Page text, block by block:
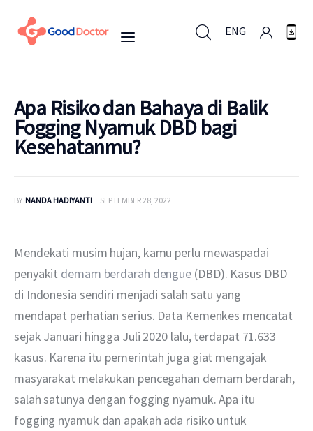
ENG
ENG
Untuk Bisnis
Layanan
Apa Risiko dan Bahaya di Balik
Fogging Nyamuk DBD bagi
Kesehatanmu?
BY NANDA HADIYANTI SEPTEMBER 28, 2022
Mendekati musim hujan, kamu perlu mewaspadai
penyakit demam berdarah dengue (DBD). Kasus DBD
di Indonesia sendiri menjadi salah satu yang
mendapat perhatian serius. Data Kemenkes mencatat
sejak Januari hingga Juli 2020 lalu, terdapat 71.633
kasus. Karena itu pemerintah juga giat mengajak
masyarakat melakukan pencegahan demam berdarah,
salah satunya dengan fogging nyamuk. Apa itu
fogging nyamuk dan apakah ada risiko untuk